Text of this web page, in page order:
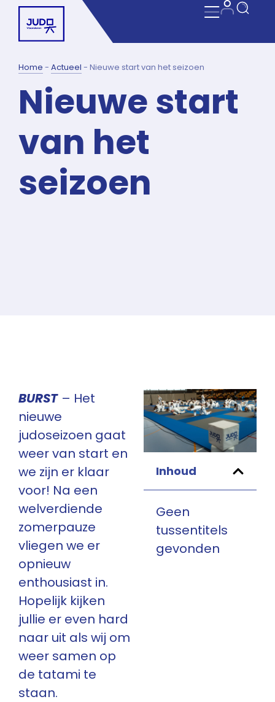
Home - Actueel - Nieuwe start van het seizoen
Nieuwe start
van het
seizoen
BURST – Het
nieuwe
judoseizoen gaat
weer van start en
we zijn er klaar
voor! Na een
welverdiende
zomerpauze
vliegen we er
opnieuw
enthousiast in.
Hopelijk kijken
jullie er even hard
naar uit als wij om
weer samen op
de tatami te
staan.
Inhoud
Geen
tussentitels
gevonden